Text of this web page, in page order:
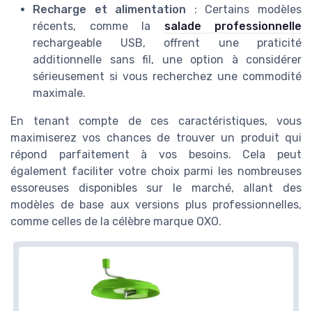
Recharge et alimentation : Certains modèles
récents, comme la salade professionnelle
rechargeable USB, offrent une praticité
additionnelle sans fil, une option à considérer
sérieusement si vous recherchez une commodité
maximale.
En tenant compte de ces caractéristiques, vous
maximiserez vos chances de trouver un produit qui
répond parfaitement à vos besoins. Cela peut
également faciliter votre choix parmi les nombreuses
essoreuses disponibles sur le marché, allant des
modèles de base aux versions plus professionnelles,
comme celles de la célèbre marque OXO.